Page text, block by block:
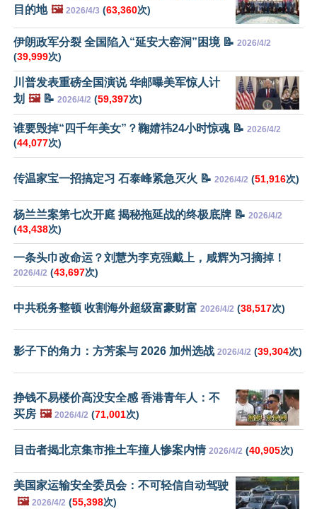
目的地 🖼️ 2026/4/3 (63,360次)
伊朗政军分裂 全国陷入“延安大窑洞”困境 📝 2026/4/2
(39,999次)
川普发表重磅全国演说 华邮曝美军惊人计
划 🖼️📝 2026/4/2 (59,397次)
谁要毁掉“四千年美女”？鞠婧祎24小时惊魂 📝 2026/4/2
(44,077次)
传温家宝一招搞定习 石泰峰紧急灭火 📝 2026/4/2 (51,916次)
杨兰兰案第七次开庭 揭秘拖延战的终极底牌 📝 2026/4/2
(43,438次)
一条头巾改命运？刘慧为李克强戴上，咸辉为习摘掉！
2026/4/2 (43,697次)
中共税务整顿 收割海外超级富豪财富 2026/4/2 (38,517次)
影子下的角力：方芳案与 2026 加州选战 2026/4/2 (39,304次)
挣钱不易楼价高没安全感 香港青年人：不
买房 🖼️ 2026/4/2 (71,001次)
目击者揭北京集市推土车撞人惨案内情 2026/4/2 (40,905次)
美国家运输安全委员会：不可轻信自动驾驶
🖼️ 2026/4/2 (55,398次)